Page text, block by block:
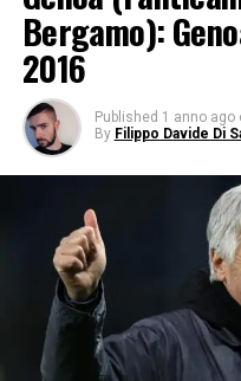
Bergamo):
2016
Published 1 anno ago
By Filippo Davide Di